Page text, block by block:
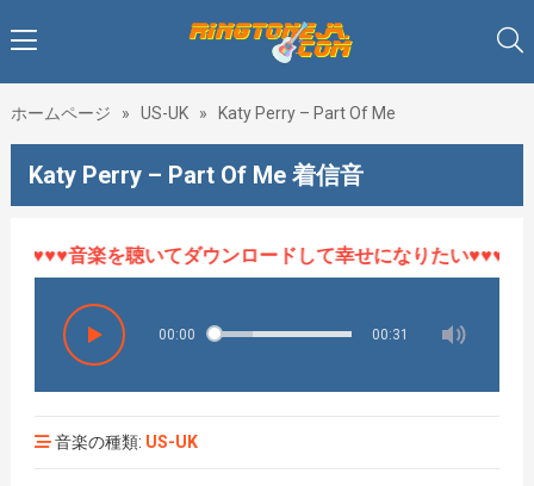
ホームページ » US-UK » Katy Perry – Part Of Me
Katy Perry – Part Of Me 着信音
音楽を聴いてダウンロードして幸せになりたい♥♥♥
00:00 00:31
音楽の種類: US-UK